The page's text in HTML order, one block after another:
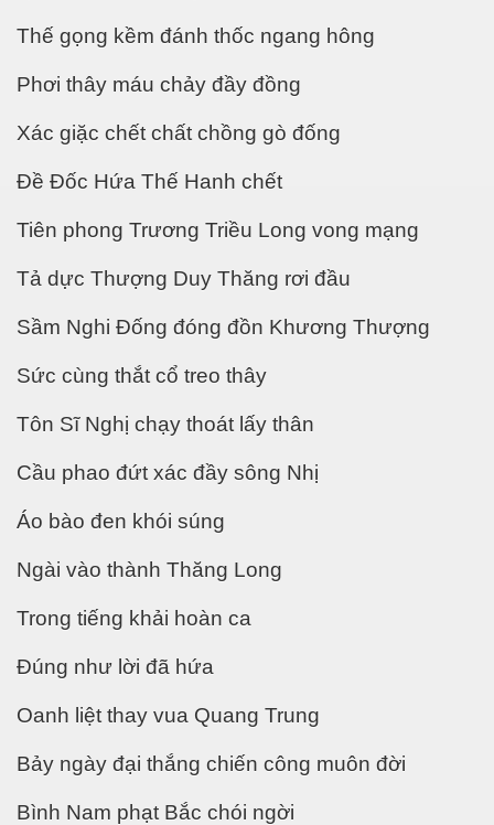
Thế gọng kềm đánh thốc ngang hông
Phơi thây máu chảy đầy đồng
Xác giặc chết chất chồng gò đống
Đề Đốc Hứa Thế Hanh chết
Tiên phong Trương Triều Long vong mạng
Tả dực Thượng Duy Thăng rơi đầu
Sầm Nghi Đống đóng đồn Khương Thượng
Sức cùng thắt cổ treo thây
Tôn Sĩ Nghị chạy thoát lấy thân
Cầu phao đứt xác đầy sông Nhị
Áo bào đen khói súng
Ngài vào thành Thăng Long
Trong tiếng khải hoàn ca
Đúng như lời đã hứa
Oanh liệt thay vua Quang Trung
Bảy ngày đại thắng chiến công muôn đời
Bình Nam phạt Bắc chói ngời
giới
thuốc trị ung thư
đọt bắp